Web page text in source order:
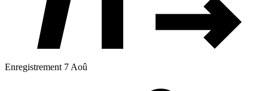
Enregistrement 7 Aoû